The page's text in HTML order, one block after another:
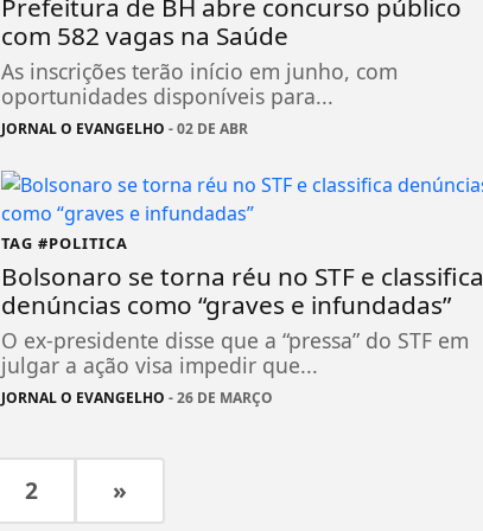
Prefeitura de BH abre concurso público
com 582 vagas na Saúde
As inscrições terão início em junho, com
oportunidades disponíveis para...
JORNAL O EVANGELHO - 02 DE ABR
TAG #POLITICA
Bolsonaro se torna réu no STF e classifica
denúncias como “graves e infundadas”
O ex-presidente disse que a “pressa” do STF em
julgar a ação visa impedir que...
JORNAL O EVANGELHO - 26 DE MARÇO
2 »